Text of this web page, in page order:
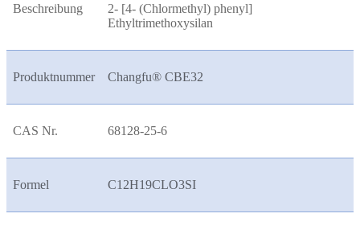
Beschreibung
2- [4- (Chlormethyl) phenyl]
Ethyltrimethoxysilan
Produktnummer Changfu® CBE32
CAS Nr. 68128-25-6
Formel C12H19CLO3SI